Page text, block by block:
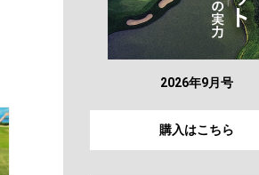
2026年9月号
購入はこちら